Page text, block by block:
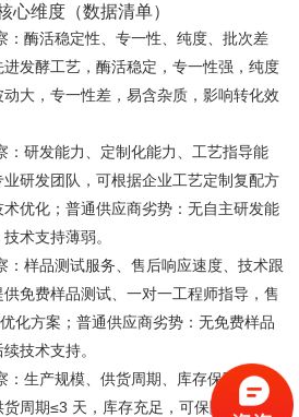
心维度（数据清单）
：酶活稳定性、专一性、纯度、批次差
发酵工艺，酶活稳定，专一性强，纯度
大，专一性差，易含杂质，影响转化效
：研发能力、定制化能力、工艺指导能
研发团队，可根据企业工艺定制复配方
优化；普通供应商劣势：无自主研发能
术支持薄弱。
：样品测试服务、售后响应速度、技术跟
免费样品测试、一对一工程师指导，售
化方案；普通供应商劣势：无免费样品
技术支持。
：生产规模、供货周期、库存保障；华上
周期≤3 天，库存充足，可保障稳定供